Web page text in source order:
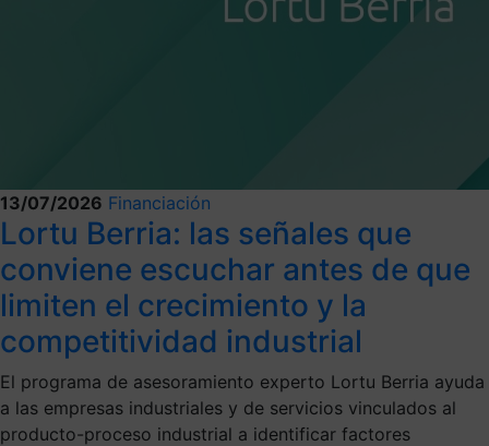
13/07/2026 Financiación
Lortu Berria: las señales que
conviene escuchar antes de que
limiten el crecimiento y la
competitividad industrial
El programa de asesoramiento experto Lortu Berria ayuda
a las empresas industriales y de servicios vinculados al
producto-proceso industrial a identificar factores